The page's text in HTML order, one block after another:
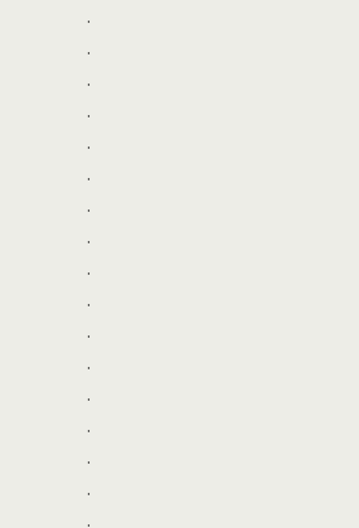
.
.
.
.
.
.
.
.
.
.
.
.
.
.
.
.
.